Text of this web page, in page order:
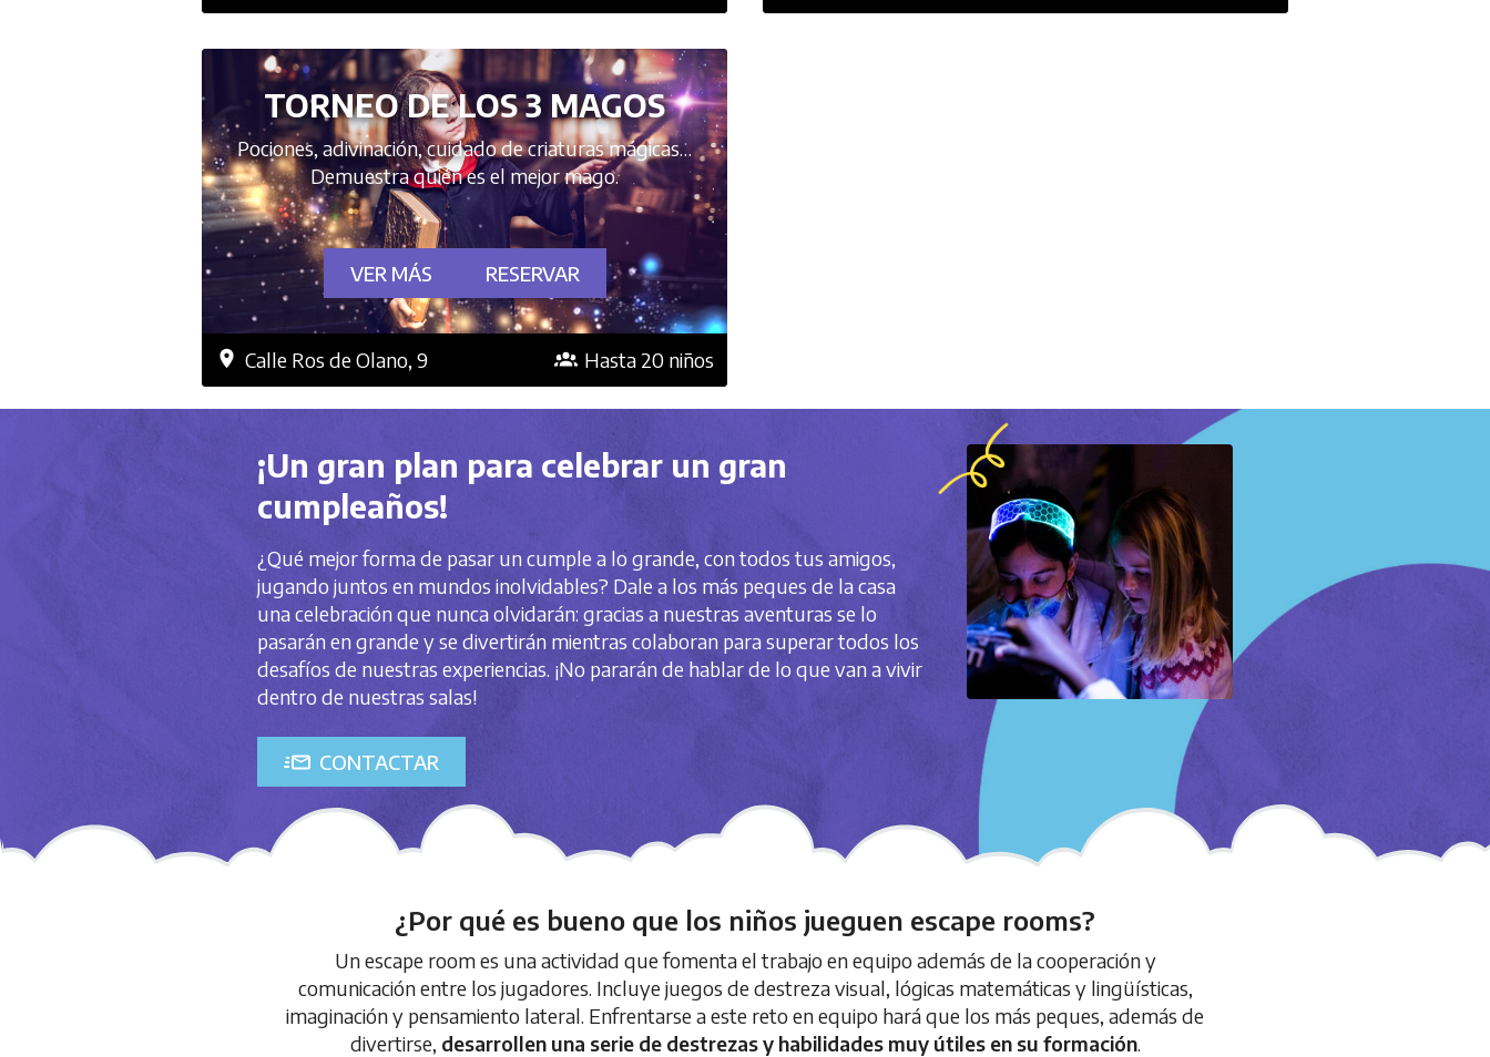
TORNEO DE LOS 3 MAGOS
Pociones, adivinación, cuidado de criaturas mágicas…
Demuestra quién es el mejor mago.
VER MÁS RESERVAR
Calle Ros de Olano, 9 Hasta 20 niños
¡Un gran plan para celebrar un gran
cumpleaños!
¿Qué mejor forma de pasar un cumple a lo grande, con todos tus amigos,
jugando juntos en mundos inolvidables? Dale a los más peques de la casa
una celebración que nunca olvidarán: gracias a nuestras aventuras se lo
pasarán en grande y se divertirán mientras colaboran para superar todos los
desafíos de nuestras experiencias. ¡No pararán de hablar de lo que van a vivir
dentro de nuestras salas!
CONTACTAR
¿Por qué es bueno que los niños jueguen escape rooms?
Un escape room es una actividad que fomenta el trabajo en equipo además de la cooperación y
comunicación entre los jugadores. Incluye juegos de destreza visual, lógicas matemáticas y lingüísticas,
imaginación y pensamiento lateral. Enfrentarse a este reto en equipo hará que los más peques, además de
divertirse, desarrollen una serie de destrezas y habilidades muy útiles en su formación.